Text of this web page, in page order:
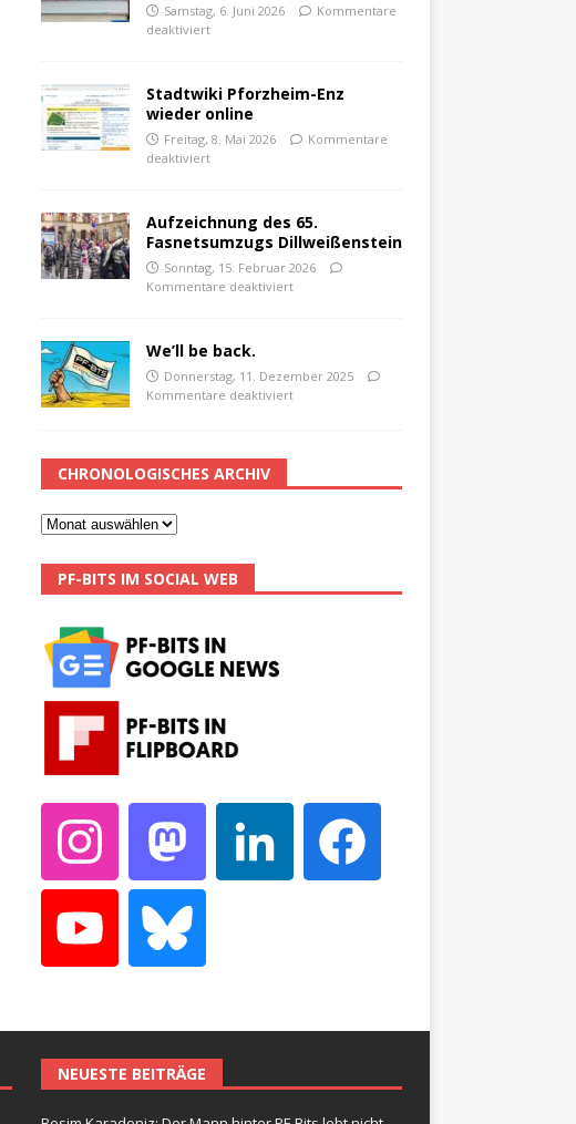
Samstag, 6. Juni 2026
Kommentare
deaktiviert
Stadtwiki Pforzheim-Enz
wieder online
Freitag, 8. Mai 2026
Kommentare
deaktiviert
Aufzeichnung des 65.
Fasnetsumzugs Dillweißenstein
Sonntag, 15. Februar 2026
Kommentare deaktiviert
We’ll be back.
Donnerstag, 11. Dezember 2025
Kommentare deaktiviert
CHRONOLOGISCHES ARCHIV
PF-BITS IM SOCIAL WEB
NEUESTE BEITRÄGE